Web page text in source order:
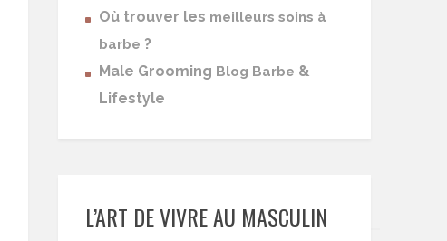
Où trouver les meilleurs soins à
barbe ?
Male Grooming Blog Barbe &
Lifestyle
L’ART DE VIVRE AU MASCULIN